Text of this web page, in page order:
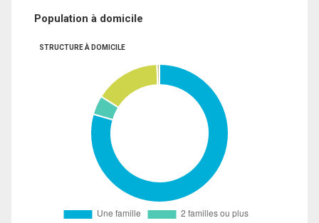
Population à domicile
STRUCTURE À DOMICILE